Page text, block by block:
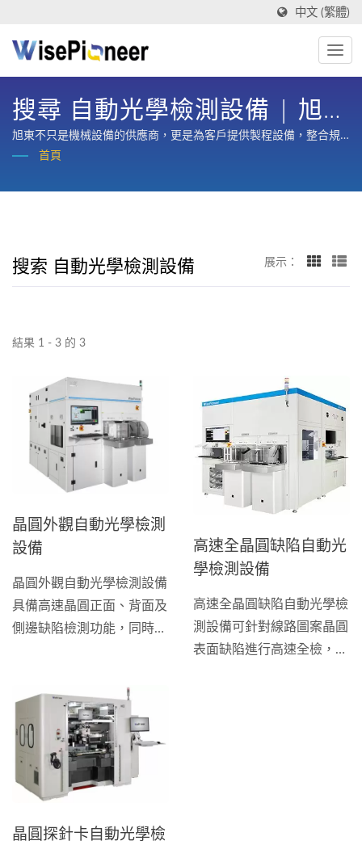
中文 (繁體)
搜尋 自動光學檢測設備 | 旭東
機械工業股份有限公司
旭東不只是機械設備的供應商，更是為客戶提供製程設備，整合規
劃、設計、製造、訓練與整廠售後服務的策略合作夥伴。
首頁
搜索 自動光學檢測設備 展示：
結果 1 - 3 的 3
晶圓外觀自動光學檢測
設備
晶圓外觀自動光學檢測設備
具備高速晶圓正面、背面及
側邊缺陷檢測功能，同時滿
代人工作業、提昇晶圓檢測
速度及準確性，降低誤檢
率，自動數據上報儲存分
析，符合智能產線智動化之
需求。
高速全晶圓缺陷自動光
學檢測設備
高速全晶圓缺陷自動光學檢
測設備可針對線路圖案晶圓
表面缺陷進行高速全檢，檢
晶圓探針卡自動光學檢